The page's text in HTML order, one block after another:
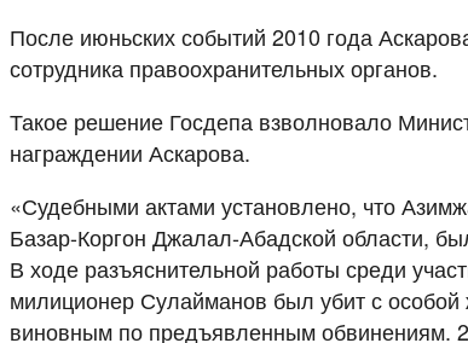
После июньских событий 2010 года
сотрудника правоохранительных органов.
Такое решение Госдепа взволновало
награждении Аскарова.
«Судебными актами установлено, что
Базар-Коргон Джалал-Абадской области,
В ходе разъяснительной работы среди
милиционер Сулайманов был убит с особой
виновным по предъявленным обвинениям.